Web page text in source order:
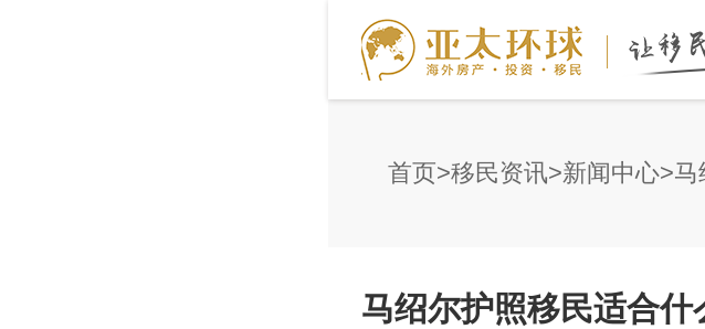
首页 移民资讯 新闻中心
马绍尔护照移民适合